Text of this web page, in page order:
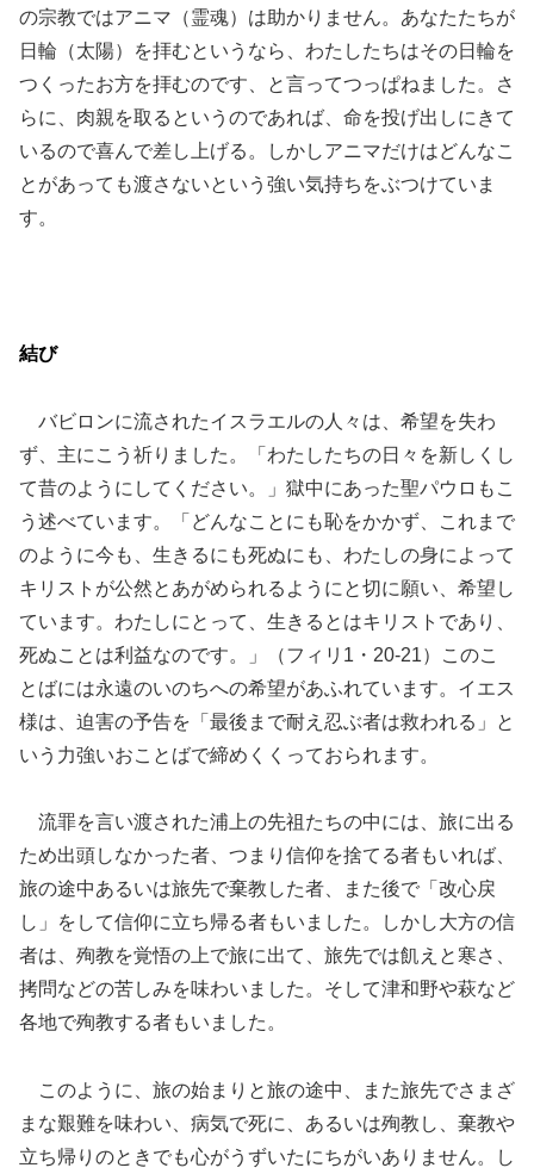
の宗教ではアニマ（霊魂）は助かりません。あなたたちが
日輪（太陽）を拝むというなら、わたしたちはその日輪を
つくったお方を拝むのです、と言ってつっぱねました。さ
らに、肉親を取るというのであれば、命を投げ出しにきて
いるので喜んで差し上げる。しかしアニマだけはどんなこ
とがあっても渡さないという強い気持ちをぶつけていま
す。
結び
バビロンに流されたイスラエルの人々は、希望を失わ
ず、主にこう祈りました。「わたしたちの日々を新しくし
て昔のようにしてください。」獄中にあった聖パウロもこ
う述べています。「どんなことにも恥をかかず、これまで
のように今も、生きるにも死ぬにも、わたしの身によって
キリストが公然とあがめられるようにと切に願い、希望し
ています。わたしにとって、生きるとはキリストであり、
死ぬことは利益なのです。」（フィリ1・20-21）このこ
とばには永遠のいのちへの希望があふれています。イエス
様は、迫害の予告を「最後まで耐え忍ぶ者は救われる」と
いう力強いおことばで締めくくっておられます。
流罪を言い渡された浦上の先祖たちの中には、旅に出る
ため出頭しなかった者、つまり信仰を捨てる者もいれば、
旅の途中あるいは旅先で棄教した者、また後で「改心戻
し」をして信仰に立ち帰る者もいました。しかし大方の信
者は、殉教を覚悟の上で旅に出て、旅先では飢えと寒さ、
拷問などの苦しみを味わいました。そして津和野や萩など
各地で殉教する者もいました。
このように、旅の始まりと旅の途中、また旅先でさまざ
まな艱難を味わい、病気で死に、あるいは殉教し、棄教や
立ち帰りのときでも心がうずいたにちがいありません。し